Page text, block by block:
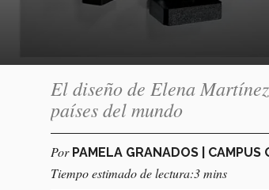
El diseño de Elena
países del mundo
Por PAMELA GRANADOS | CAMPUS
Tiempo estimado de lectura:3 mins